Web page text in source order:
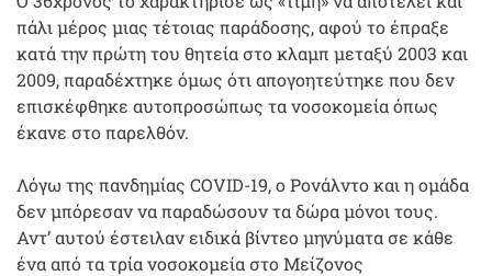
πάλι μέρος μιας τέτοιας παράδοσης, αφού το έπραξε
κατά την πρώτη του θητεία στο κλαμπ μεταξύ 2003 και
2009, παραδέχτηκε όμως ότι απογοητεύτηκε που δεν
επισκέφθηκε αυτοπροσώπως τα νοσοκομεία όπως
έκανε στο παρελθόν.
Λόγω της πανδημίας COVID-19, ο Ρονάλντο και η ομάδα
δεν μπόρεσαν να παραδώσουν τα δώρα μόνοι τους.
Αντ’ αυτού έστειλαν ειδικά βίντεο μηνύματα σε κάθε
ένα από τα τρία νοσοκομεία στο Μείζονος